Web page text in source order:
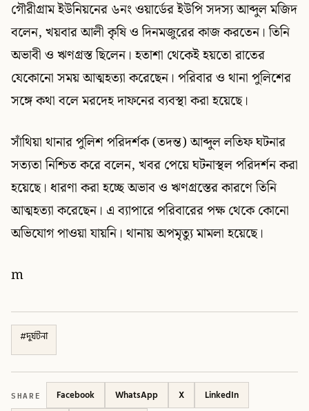
গৌরীগ্রাম ইউনিয়নের ৬নং ওয়ার্ডের ইউপি সদস্য আব্দুল মজিদ
বলেন, খয়বার আলী কৃষি ও দিনমজুরের কাজ করতেন। তিনি
অভাবী ও ঋণগ্রস্ত ছিলেন। হতাশা থেকেই হয়তো রাতের
যেকোনো সময় আত্মহত্যা করেছেন। পরিবার ও থানা পুলিশের
সঙ্গে কথা বলে মরদেহ দাফনের ব্যবস্থা করা হয়েছে।
সাঁথিয়া থানার পুলিশ পরিদর্শক (তদন্ত) আব্দুল লতিফ ঘটনার
সত্যতা নিশ্চিত করে বলেন, খবর পেয়ে ঘটনাস্থল পরিদর্শন করা
হয়েছে। ধারণা করা হচ্ছে অভাব ও ঋণগ্রস্তের কারণে তিনি
আত্মহত্যা করেছেন। এ ব্যাপারে পরিবারের পক্ষ থেকে কোনো
অভিযোগ পাওয়া যায়নি। থানায় অপমৃত্যু মামলা হয়েছে।
m
#দুর্ঘটনা
SHARE Facebook WhatsApp X LinkedIn